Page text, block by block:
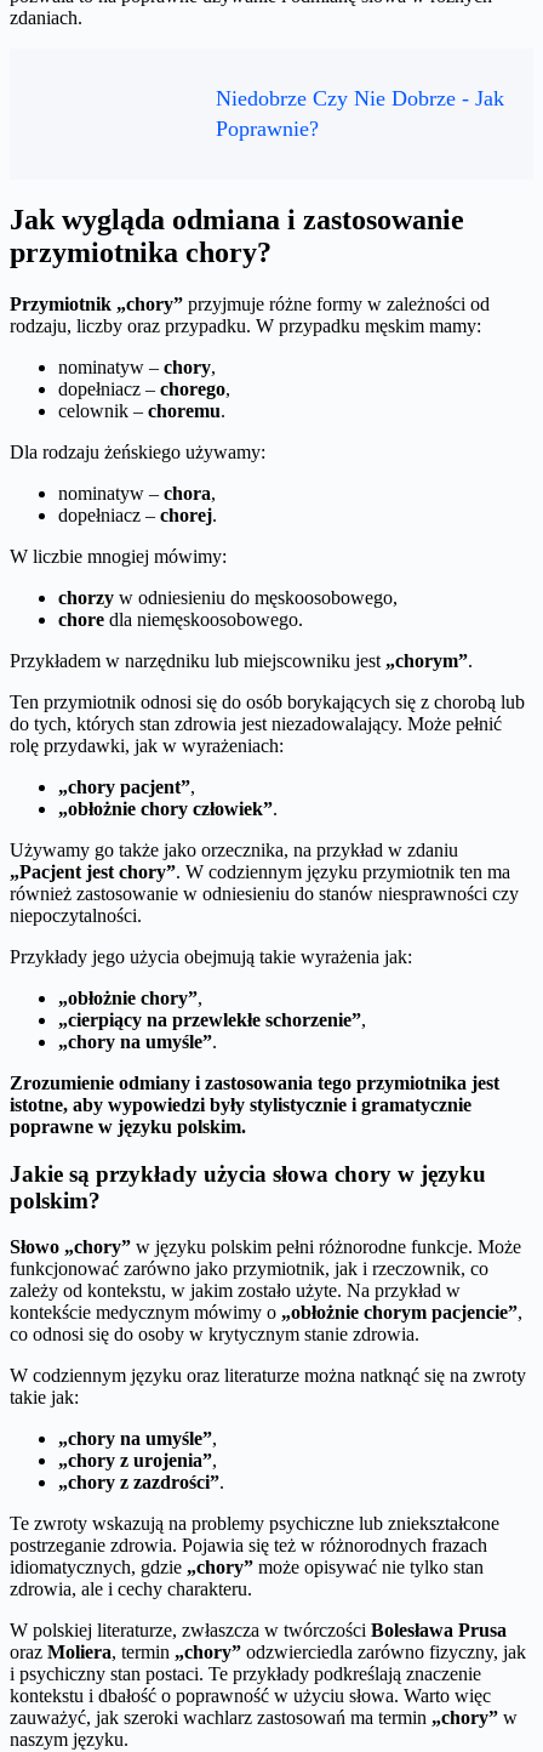
zdaniach.
Niedobrze Czy Nie Dobrze - Jak
Poprawnie?
Jak wygląda odmiana i zastosowanie
przymiotnika chory?
Przymiotnik „chory” przyjmuje różne formy w zależności od
rodzaju, liczby oraz przypadku. W przypadku męskim mamy:
nominatyw – chory,
dopełniacz – chorego,
celownik – choremu.
Dla rodzaju żeńskiego używamy:
nominatyw – chora,
dopełniacz – chorej.
W liczbie mnogiej mówimy:
chorzy w odniesieniu do męskoosobowego,
chore dla niemęskoosobowego.
Przykładem w narzędniku lub miejscowniku jest „chorym”.
Ten przymiotnik odnosi się do osób borykających się z chorobą lub
do tych, których stan zdrowia jest niezadowalający. Może pełnić
rolę przydawki, jak w wyrażeniach:
„chory pacjent”,
„obłożnie chory człowiek”.
Używamy go także jako orzecznika, na przykład w zdaniu
„Pacjent jest chory”. W codziennym języku przymiotnik ten ma
również zastosowanie w odniesieniu do stanów niesprawności czy
niepoczytalności.
Przykłady jego użycia obejmują takie wyrażenia jak:
„obłożnie chory”,
„cierpiący na przewlekłe schorzenie”,
„chory na umyśle”.
Zrozumienie odmiany i zastosowania tego przymiotnika jest
istotne, aby wypowiedzi były stylistycznie i gramatycznie
poprawne w języku polskim.
Jakie są przykłady użycia słowa chory w języku
polskim?
Słowo „chory” w języku polskim pełni różnorodne funkcje. Może
funkcjonować zarówno jako przymiotnik, jak i rzeczownik, co
zależy od kontekstu, w jakim zostało użyte. Na przykład w
kontekście medycznym mówimy o „obłożnie chorym pacjencie”,
co odnosi się do osoby w krytycznym stanie zdrowia.
W codziennym języku oraz literaturze można natknąć się na zwroty
takie jak:
„chory na umyśle”,
„chory z urojenia”,
„chory z zazdrości”.
Te zwroty wskazują na problemy psychiczne lub zniekształcone
postrzeganie zdrowia. Pojawia się też w różnorodnych frazach
idiomatycznych, gdzie „chory” może opisywać nie tylko stan
zdrowia, ale i cechy charakteru.
W polskiej literaturze, zwłaszcza w twórczości Bolesława Prusa
oraz Moliera, termin „chory” odzwierciedla zarówno fizyczny, jak
i psychiczny stan postaci. Te przykłady podkreślają znaczenie
kontekstu i dbałość o poprawność w użyciu słowa. Warto więc
zauważyć, jak szeroki wachlarz zastosowań ma termin „chory” w
naszym języku.